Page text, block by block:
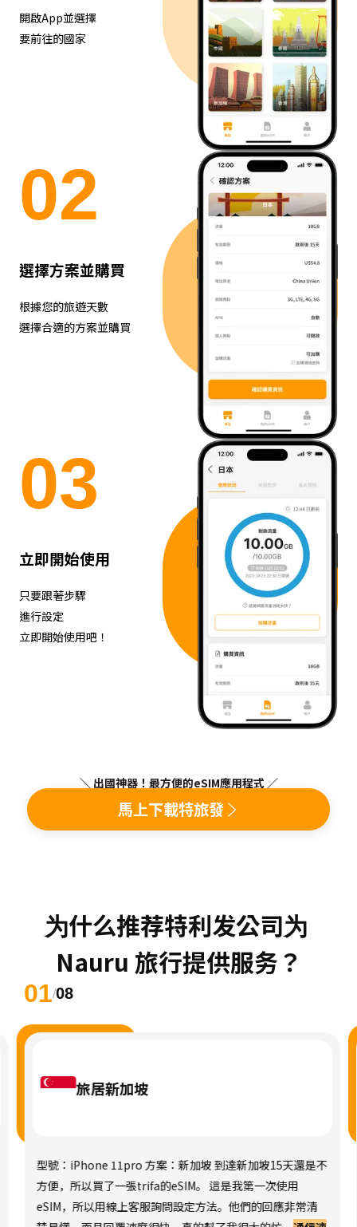
開啟App並選擇
要前往的國家
02
選擇方案並購買
根據您的旅遊天數
選擇合適的方案並購買
03
立即開始使用
只要跟著步驟
進行設定
立即開始使用吧！
＼ 出國神器！最方便的eSIM應用程式 ／
馬上下載特旅發
为什么推荐特利发公司为
Nauru 旅行提供服务？
01/08
旅居新加坡
型號：iPhone 11pro 方案：新加坡 到達新加坡15天還是不
方便，所以買了一張trifa的eSIM。 這是我第一次使用
eSIM，所以用線上客服詢問設定方法。他們的回應非常清